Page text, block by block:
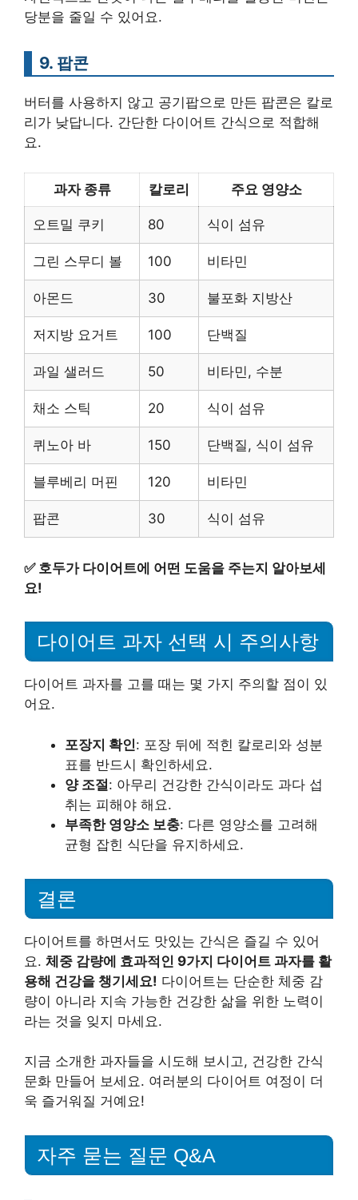
당분을 줄일 수 있어요.
9. 팝콘
버터를 사용하지 않고 공기팝으로 만든 팝콘은 칼로
리가 낮답니다. 간단한 다이어트 간식으로 적합해
요.
과자 종류 칼로리 주요 영양소
오트밀 쿠키 80 식이 섬유
그린 스무디 볼 100 비타민
아몬드 30 불포화 지방산
저지방 요거트 100 단백질
과일 샐러드 50 비타민, 수분
채소 스틱 20 식이 섬유
퀴노아 바 150 단백질, 식이 섬유
블루베리 머핀 120 비타민
팝콘 30 식이 섬유
✅ 호두가 다이어트에 어떤 도움을 주는지 알아보세
요!
다이어트 과자 선택 시 주의사항
다이어트 과자를 고를 때는 몇 가지 주의할 점이 있
어요.
포장지 확인: 포장 뒤에 적힌 칼로리와 성분
표를 반드시 확인하세요.
양 조절: 아무리 건강한 간식이라도 과다 섭
취는 피해야 해요.
부족한 영양소 보충: 다른 영양소를 고려해
균형 잡힌 식단을 유지하세요.
결론
다이어트를 하면서도 맛있는 간식은 즐길 수 있어
요. 체중 감량에 효과적인 9가지 다이어트 과자를 활
용해 건강을 챙기세요! 다이어트는 단순한 체중 감
량이 아니라 지속 가능한 건강한 삶을 위한 노력이
라는 것을 잊지 마세요.
지금 소개한 과자들을 시도해 보시고, 건강한 간식
문화 만들어 보세요. 여러분의 다이어트 여정이 더
욱 즐거워질 거예요!
자주 묻는 질문 Q&A